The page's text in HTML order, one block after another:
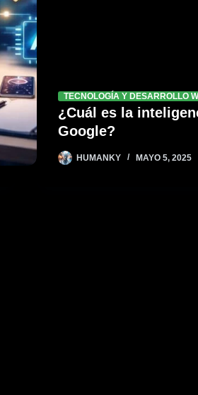
TECNOLOGÍA Y DESARROLLO
¿Cuál es la
Google?
HUMANKY MAYO 5, 2025